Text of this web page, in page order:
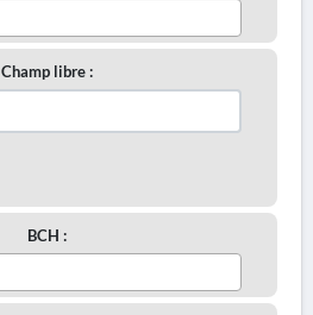
Champ libre :
BCH :